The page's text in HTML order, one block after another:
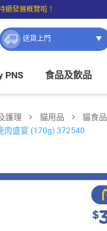
續發展概覽啦！
貨；滿$100即可免費店取。
送貨上門
PNS 食品及飲品
護理 貓用品 貓食品
肉盛宴 (170g) 372540